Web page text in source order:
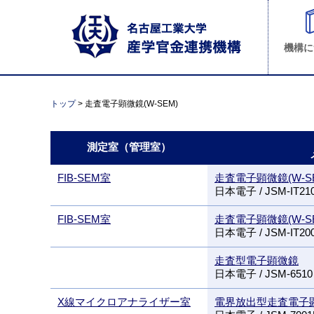
機構
トップ> 走査電子顕微鏡(W-SEM)
測定室（管理室）
FIB-SEM室
走査電子顕微鏡(W-
日本電子 / JSM-
FIB-SEM室
走査電子顕微鏡(W-
日本電子 / JSM-
走査型電子顕微鏡
日本電子 / JSM-6510
X線マイクロアナライザー室
電界放出型走査電子